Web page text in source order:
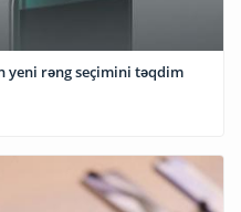
yeni rəng seçimini təqdim